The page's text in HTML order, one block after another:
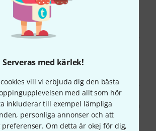
Serveras med kärlek!
vill vi erbjuda dig den bästa
med allt som hör
inkluderar till exempel lämpliga
personliga annonser och att
preferenser. Om detta är okej för dig,
ville ha en uppställning för slapbas
keltiskt band, ville jag ha mer
det här stallet själv, och allt gick
om man inte är ett proffs! Resultatet är
fick precis vad jag ville ha. Men försök
hand om du inte har grundläggande
förståelse för alla parametrar. Själva
och den grova formen är precis rätt
Min bas låter bra och är lättare att
är mer än perfekt för en
Tack till hela Thoman-teamet.